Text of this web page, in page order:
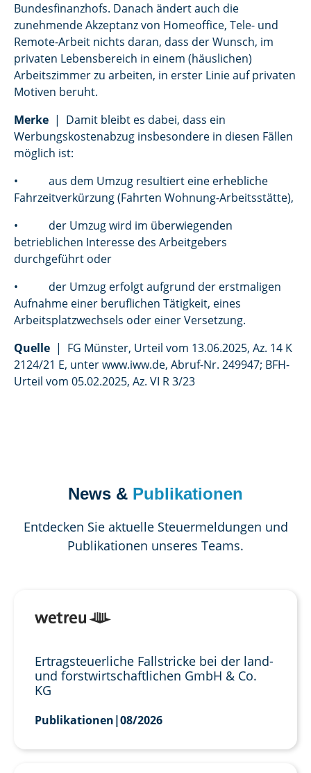
Bundesfinanzhofs. Danach ändert auch die
zunehmende Akzeptanz von Homeoffice, Tele- und
Remote-Arbeit nichts daran, dass der Wunsch, im
privaten Lebensbereich in einem (häuslichen)
Arbeitszimmer zu arbeiten, in erster Linie auf privaten
Motiven beruht.
Merke | Damit bleibt es dabei, dass ein
Werbungskostenabzug insbesondere in diesen Fällen
möglich ist:
• aus dem Umzug resultiert eine erhebliche
Fahrzeitverkürzung (Fahrten Wohnung-Arbeitsstätte),
• der Umzug wird im überwiegenden
betrieblichen Interesse des Arbeitgebers
durchgeführt oder
• der Umzug erfolgt aufgrund der erstmaligen
Aufnahme einer beruflichen Tätigkeit, eines
Arbeitsplatzwechsels oder einer Versetzung.
Quelle | FG Münster, Urteil vom 13.06.2025, Az. 14 K
2124/21 E, unter www.iww.de, Abruf-Nr. 249947; BFH-
Urteil vom 05.02.2025, Az. VI R 3/23
News & Publikationen
Entdecken Sie aktuelle Steuermeldungen und
Publikationen unseres Teams.
Ertragsteuerliche Fallstricke bei der land-
und forstwirtschaftlichen GmbH & Co.
KG
Publikationen|08/2026